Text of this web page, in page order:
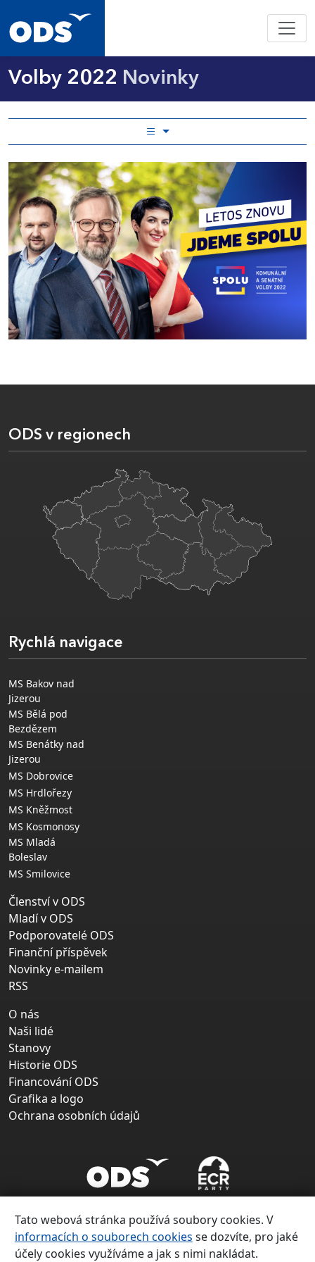
Volby 2022 Novinky
ODS v regionech
Rychlá navigace
MS Bakov nad
Jizerou
MS Bělá pod
Bezdězem
MS Benátky nad
Jizerou
MS Dobrovice
MS Hrdlořezy
MS Kněžmost
MS Kosmonosy
MS Mladá
Boleslav
MS Smilovice
Členství v ODS
Mladí v ODS
Podporovatelé ODS
Finanční příspěvek
Novinky e-mailem
RSS
O nás
Naši lidé
Stanovy
Historie ODS
Financování ODS
Grafika a logo
Ochrana osobních údajů
Tato webová stránka používá soubory cookies. V
informacích o souborech cookies se dozvíte, pro jaké
účely cookies využíváme a jak s nimi nakládat.